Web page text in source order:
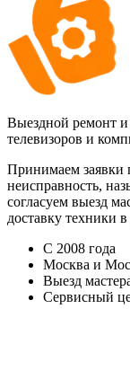
Выездной ремонт
телевизоров и
Принимаем заявки
неисправность,
согласуем выезд
доставку техники
С 2008 года
Москва и
Выезд
Сервисный